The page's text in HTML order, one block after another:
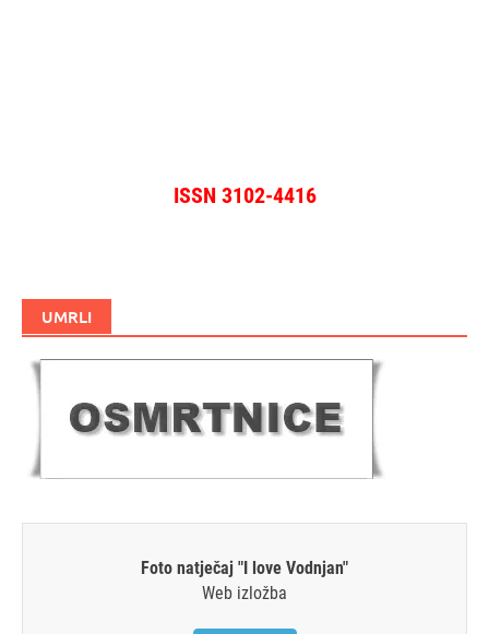
ISSN 3102-4416
UMRLI
Foto natječaj "I love Vodnjan"
Web izložba